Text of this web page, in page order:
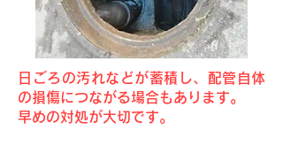
日ごろの汚れなどが蓄積し、配管自体
の損傷につながる場合もあります。
早めの対処が大切です。